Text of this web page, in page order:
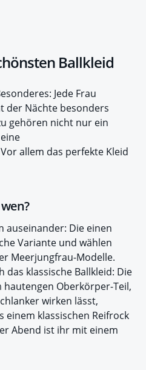
Ballkleid
Jede Frau
der Nächte besonders
gehören nicht nur ein
allem das perfekte Kleid
auseinander: Die einen
Variante und wählen
Meerjungfrau-Modelle.
das klassische Ballkleid: Die
Oberkörper-Teil,
wirken lässt,
klassischen Reifrock
Abend ist ihr mit einem